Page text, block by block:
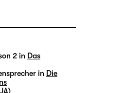
2 in Das
in Die